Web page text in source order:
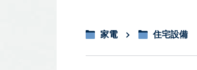
家電 住宅設備